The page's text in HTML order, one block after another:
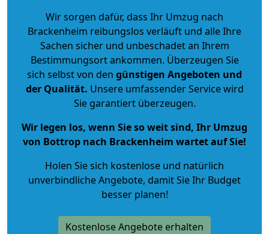
Wir sorgen dafür, dass Ihr Umzug nach
Brackenheim reibungslos verläuft und alle Ihre
Sachen sicher und unbeschadet an Ihrem
Bestimmungsort ankommen. Überzeugen Sie
sich selbst von den günstigen Angeboten und
der Qualität. Unsere umfassender Service wird
Sie garantiert überzeugen.
Wir legen los, wenn Sie so weit sind, Ihr Umzug
von Bottrop nach Brackenheim wartet auf Sie!
Holen Sie sich kostenlose und natürlich
unverbindliche Angebote, damit Sie Ihr Budget
besser planen!
Kostenlose Angebote erhalten